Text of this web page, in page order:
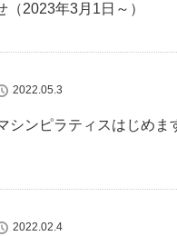
2023年3月1日～）
2022.05.3
シンピラティスはじめま
2022.02.4